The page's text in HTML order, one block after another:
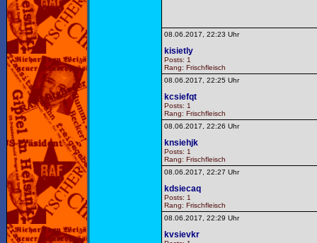
08.06.2017, 22:23 Uhr
kisietly
Posts: 1
Rang: Frischfleisch
08.06.2017, 22:25 Uhr
kcsiefqt
Posts: 1
Rang: Frischfleisch
08.06.2017, 22:26 Uhr
knsiehjk
Posts: 1
Rang: Frischfleisch
08.06.2017, 22:27 Uhr
kdsiecaq
Posts: 1
Rang: Frischfleisch
08.06.2017, 22:29 Uhr
kvsievkr